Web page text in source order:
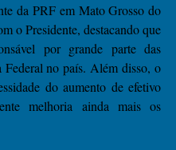
da PRF em Mato Grosso do
o Presidente, destacando que
por grande parte das
Federal no país. Além disso, o
do aumento de efetivo
melhoria ainda mais os